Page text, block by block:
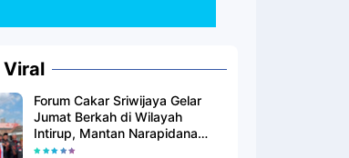
Viral
Forum Cakar Sriwijaya Gelar
Jumat Berkah di Wilayah
Intirup, Mantan Narapidana
yang Telah Berhijrah Turut